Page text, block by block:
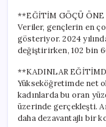
**EĞİTİM GÖÇÜ
Veriler, gençlerin en
gösteriyor. 2024
değiştirirken, 102 bin
**KADINLAR
Yükseköğretimde net
kadınlarda bu oran
üzerinde gerçekleşti.
daha dezavantajlı bir